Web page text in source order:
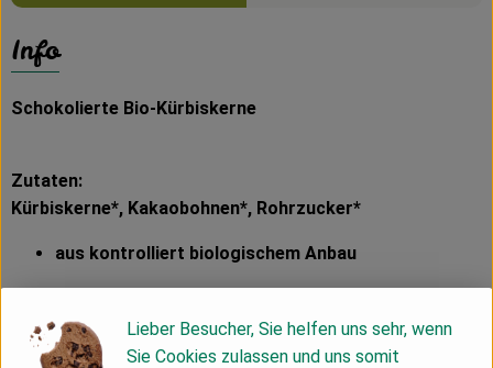
Info
Schokolierte Bio-Kürbiskerne
Zutaten:
Kürbiskerne*, Kakaobohnen*, Rohrzucker*
aus kontrolliert biologischem Anbau
schokolierten Bio-Kürbiskerne sind ein leckerer
Knabberspaß und der ideale Snack für den kleinen
Lieber Besucher, Sie helfen uns sehr, wenn
Sie Cookies zulassen und uns somit